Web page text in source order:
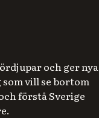
och ger nya
vill se bortom
förstå Sverige